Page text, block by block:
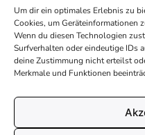
Um dir ein optimales Erlebnis zu
Cookies, um Geräteinformationen
Wenn du diesen Technologien
Surfverhalten oder eindeutige IDs
deine Zustimmung nicht erteilst
Merkmale und Funktionen
Recht